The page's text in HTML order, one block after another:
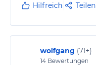
Hilfreich Teilen
wolfgang (71+)
14 Bewertungen